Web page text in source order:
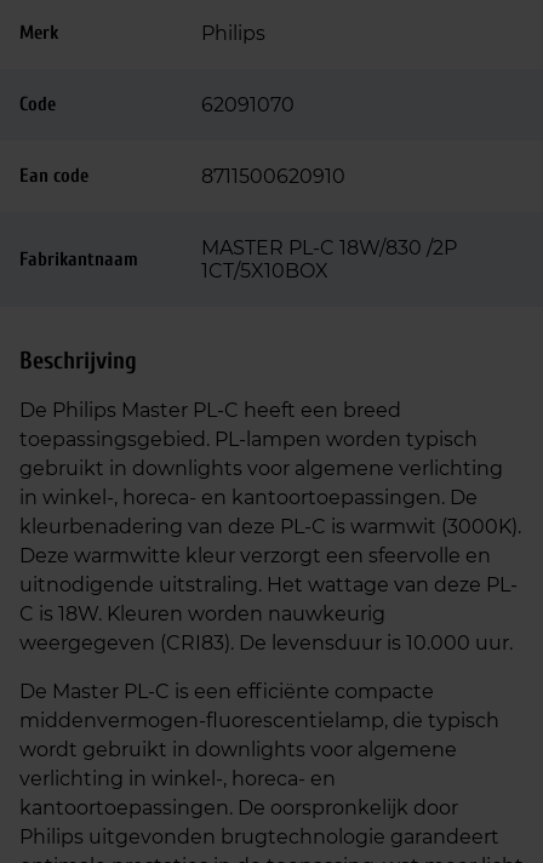
Merk Philips
Code 62091070
Ean code 8711500620910
Fabrikantnaam
MASTER PL-C 18W/830 /2P
1CT/5X10BOX
Beschrijving
De Philips Master PL-C heeft een breed
toepassingsgebied. PL-lampen worden typisch
gebruikt in downlights voor algemene verlichting
in winkel-, horeca- en kantoortoepassingen. De
kleurbenadering van deze PL-C is warmwit (3000K).
Deze warmwitte kleur verzorgt een sfeervolle en
uitnodigende uitstraling. Het wattage van deze PL-
C is 18W. Kleuren worden nauwkeurig
weergegeven (CRI83). De levensduur is 10.000 uur.
De Master PL-C is een efficiënte compacte
middenvermogen-fluorescentielamp, die typisch
wordt gebruikt in downlights voor algemene
verlichting in winkel-, horeca- en
kantoortoepassingen. De oorspronkelijk door
Philips uitgevonden brugtechnologie garandeert